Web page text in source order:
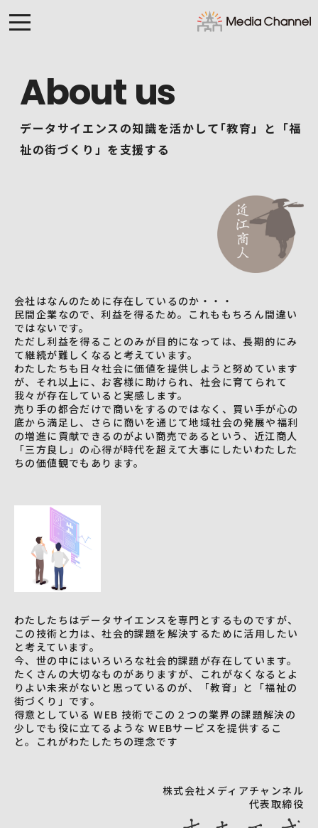
About us
データサイエンスの知識を活かして｢教育」と「福
祉の街づくり」を支援する
会社はなんのために存在しているのか・・・
民間企業なので、利益を得るため。これももちろん間違い
ではないです。
ただし利益を得ることのみが目的になっては、長期的にみ
て継続が難しくなると考えています。
わたしたちも日々社会に価値を提供しようと努めています
が、それ以上に、お客様に助けられ、社会に育てられて
我々が存在していると実感します。
売り手の都合だけで商いをするのではなく、買い手が心の
底から満足し、さらに商いを通じて地域社会の発展や福利
の増進に貢献できるのがよい商売であるという、近江商人
「三方良し」の心得が時代を超えて大事にしたいわたした
ちの価値観でもあります。
わたしたちはデータサイエンスを専門とするものですが、
この技術と力は、社会的課題を解決するために活用したい
と考えています。
今、世の中にはいろいろな社会的課題が存在しています。
たくさんの大切なものがありますが、これがなくなるとよ
りよい未来がないと思っているのが、「教育」と「福祉の
街づくり」です。
得意としている WEB 技術でこの２つの業界の課題解決の
少しでも役に立てるような WEBサービスを提供するこ
と。これがわたしたちの理念です
株式会社メディアチャンネル
代表取締役